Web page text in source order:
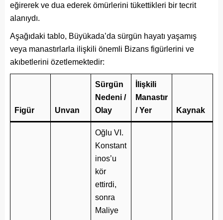
eğirerek ve dua ederek ömürlerini tükettikleri bir tecrit
alanıydı.
Aşağıdaki tablo, Büyükada’da sürgün hayatı yaşamış
veya manastırlarla ilişkili önemli Bizans figürlerini ve
akıbetlerini özetlemektedir:
Figür Unvan
Sürgün
Nedeni /
Olay
İlişkili
Manastır
/ Yer
Kaynak
Oğlu VI.
Konstant
inos’u
kör
ettirdi,
sonra
Maliye